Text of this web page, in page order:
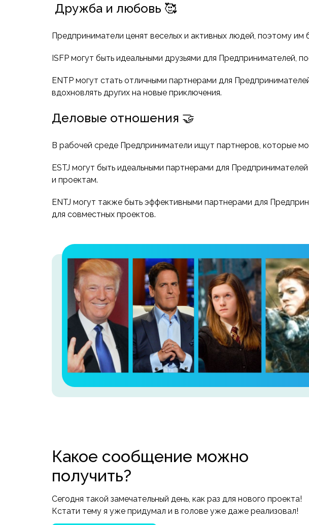
Дружба и любовь 🥰
Предприниматели ценят веселых и активных людей, поэтому
ISFP могут быть идеальными друзьями для Предпринимателей,
ENTP могут стать отличными партнерами для
вдохновлять других на новые приключения.
Деловые отношения 🤝
В рабочей среде Предприниматели ищут партнеров, которые
ESTJ могут быть идеальными партнерами для
и проектам.
ENTJ могут также быть эффективными партнерами для
для совместных проектов.
Какое сообщение можно
получить?
Сегодня такой замечательный день, как раз для нового проекта!
Кстати тему я уже придумал и в голове уже даже реализовал!